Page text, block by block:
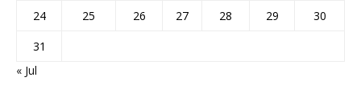
24
25 26 27 28 29
30
31
« Jul